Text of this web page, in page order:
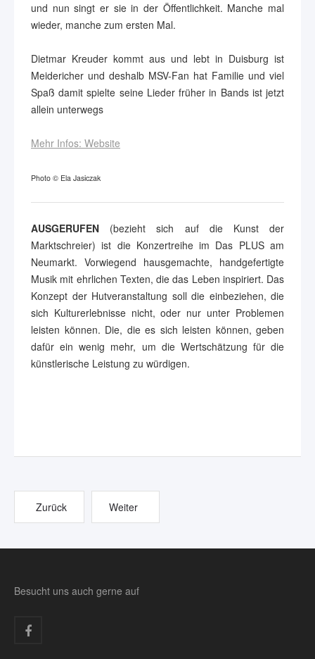
und nun singt er sie in der Öffentlichkeit. Manche mal
wieder, manche zum ersten Mal.
Dietmar Kreuder kommt aus und lebt in Duisburg ist
Meidericher und deshalb MSV-Fan hat Familie und viel
Spaß damit spielte seine Lieder früher in Bands ist jetzt
allein unterwegs
Mehr Infos: Website
Photo © Ela Jasiczak
AUSGERUFEN (bezieht sich auf die Kunst der
Marktschreier) ist die Konzertreihe im Das PLUS am
Neumarkt. Vorwiegend hausgemachte, handgefertigte
Musik mit ehrlichen Texten, die das Leben inspiriert. Das
Konzept der Hutveranstaltung soll die einbeziehen, die
sich Kulturerlebnisse nicht, oder nur unter Problemen
leisten können. Die, die es sich leisten können, geben
dafür ein wenig mehr, um die Wertschätzung für die
künstlerische Leistung zu würdigen.
Zurück Weiter
Besucht uns auch gerne auf